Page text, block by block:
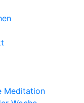
Meditation